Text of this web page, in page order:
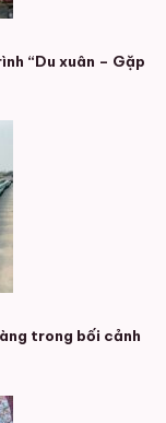
“Du xuân – Gặp
trong bối cảnh